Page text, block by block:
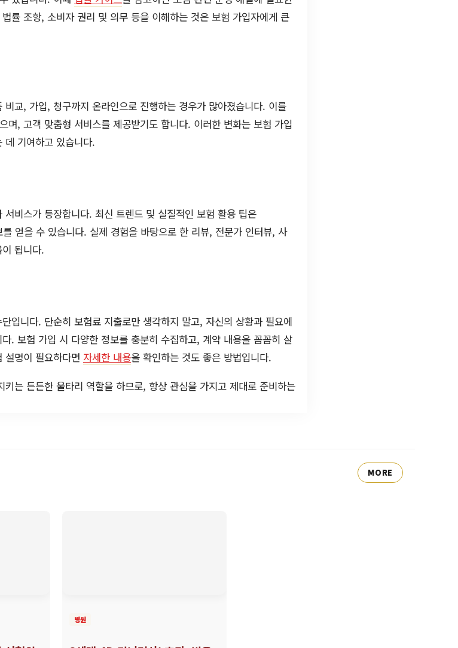
률 조항, 소비자 권리 및 의무 등을 이해하는 것은 보험 가입자에게 큰
교, 가입, 청구까지 온라인으로 진행하는 경우가 많아졌습니다. 이를
며, 고객 맞춤형 서비스를 제공받기도 합니다. 이러한 변화는 보험 가입
데 기여하고 있습니다.
비스가 등장합니다. 최신 트렌드 및 실질적인 보험 활용 팁은
얻을 수 있습니다. 실제 경험을 바탕으로 한 리뷰, 전문가 인터뷰, 사
됩니다.
입니다. 단순히 보험료 지출로만 생각하지 말고, 자신의 상황과 필요에
. 보험 가입 시 다양한 정보를 충분히 수집하고, 계약 내용을 꼼꼼히 살
명이 필요하다면 자세한 내용을 확인하는 것도 좋은 방법입니다.
는 든든한 울타리 역할을 하므로, 항상 관심을 가지고 제대로 준비하는
MORE
병원